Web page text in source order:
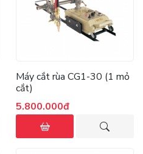
Máy cắt rùa CG1-30 (1 mỏ
cắt)
5.800.000đ